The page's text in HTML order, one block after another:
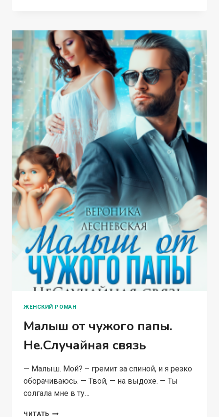
МОРОЗА
ЖЕНСКИЙ РОМАН
Малыш от чужого папы.
Не.Случайная связь
— Малыш. Мой? – гремит за спиной, и я резко
оборачиваюсь. — Твой, — на выдохе. — Ты
солгала мне в ту…
ЧИТАТЬ МАЛЫШ